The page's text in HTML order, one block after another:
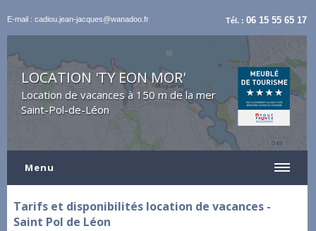
E-mail : cadiou.jean-jacques@wanadoo.fr Tél. :06 15 55 65 17
LOCATION 'TY EON MOR'
Location de vacances à 150 m de la mer
Saint-Pol-de-Léon
Menu
Tarifs et disponibilités location de vacances -
Saint Pol de Léon